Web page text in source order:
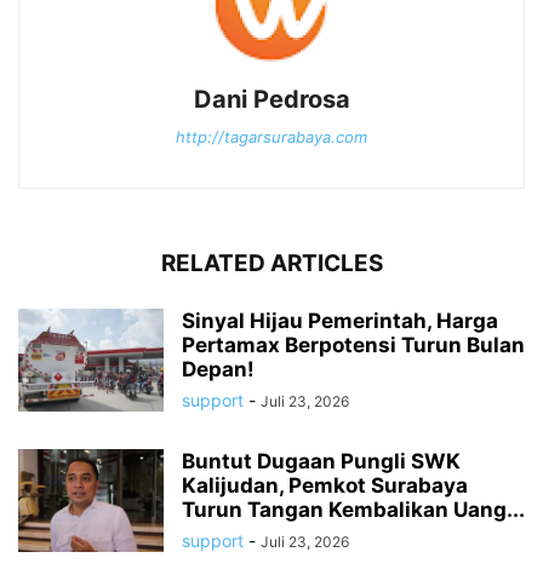
Dani Pedrosa
http://tagarsurabaya.com
RELATED ARTICLES
Sinyal Hijau Pemerintah, Harga
Pertamax Berpotensi Turun Bulan
Depan!
support - Juli 23, 2026
Buntut Dugaan Pungli SWK
Kalijudan, Pemkot Surabaya
Turun Tangan Kembalikan Uang...
support - Juli 23, 2026